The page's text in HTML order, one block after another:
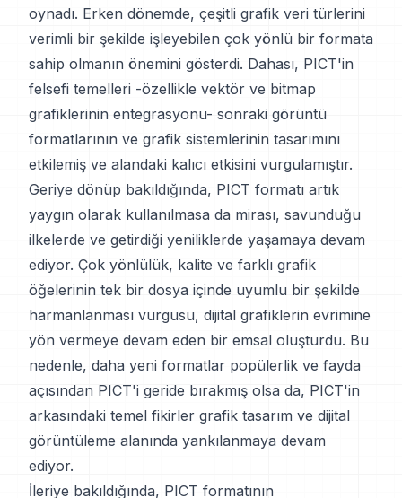
oynadı. Erken dönemde, çeşitli grafik veri türlerini
verimli bir şekilde işleyebilen çok yönlü bir formata
sahip olmanın önemini gösterdi. Dahası, PICT'in
felsefi temelleri -özellikle vektör ve bitmap
grafiklerinin entegrasyonu- sonraki görüntü
formatlarının ve grafik sistemlerinin tasarımını
etkilemiş ve alandaki kalıcı etkisini vurgulamıştır.
Geriye dönüp bakıldığında, PICT formatı artık
yaygın olarak kullanılmasa da mirası, savunduğu
ilkelerde ve getirdiği yeniliklerde yaşamaya devam
ediyor. Çok yönlülük, kalite ve farklı grafik
öğelerinin tek bir dosya içinde uyumlu bir şekilde
harmanlanması vurgusu, dijital grafiklerin evrimine
yön vermeye devam eden bir emsal oluşturdu. Bu
nedenle, daha yeni formatlar popülerlik ve fayda
açısından PICT'i geride bırakmış olsa da, PICT'in
arkasındaki temel fikirler grafik tasarım ve dijital
görüntüleme alanında yankılanmaya devam
ediyor.
İleriye bakıldığında, PICT formatının